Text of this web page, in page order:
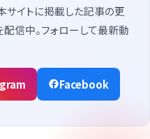
サイトに掲載した記事の更
配信中。フォローして最新動
Facebook